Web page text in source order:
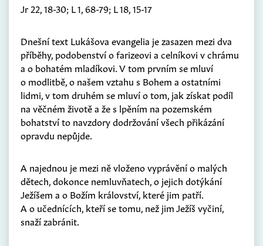
Jr 22, 18-30; L 1, 68-79; L 18, 15-17
Dnešní text Lukášova evangelia je zasazen mezi dva
příběhy, podobenství o farizeovi a celníkovi v chrámu
a o bohatém mladíkovi. V tom prvním se mluví
o modlitbě, o našem vztahu s Bohem a ostatními
lidmi, v tom druhém se mluví o tom, jak získat podíl
na věčném životě a že s lpěním na pozemském
bohatství to navzdory dodržování všech přikázání
opravdu nepůjde.
A najednou je mezi ně vloženo vyprávění o malých
dětech, dokonce nemluvňatech, o jejich dotýkání
Ježíšem a o Božím království, které jim patří.
A o učednících, kteří se tomu, než jim Ježíš vyčiní,
snaží zabránit.